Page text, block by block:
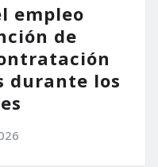
empleo
de
durante los